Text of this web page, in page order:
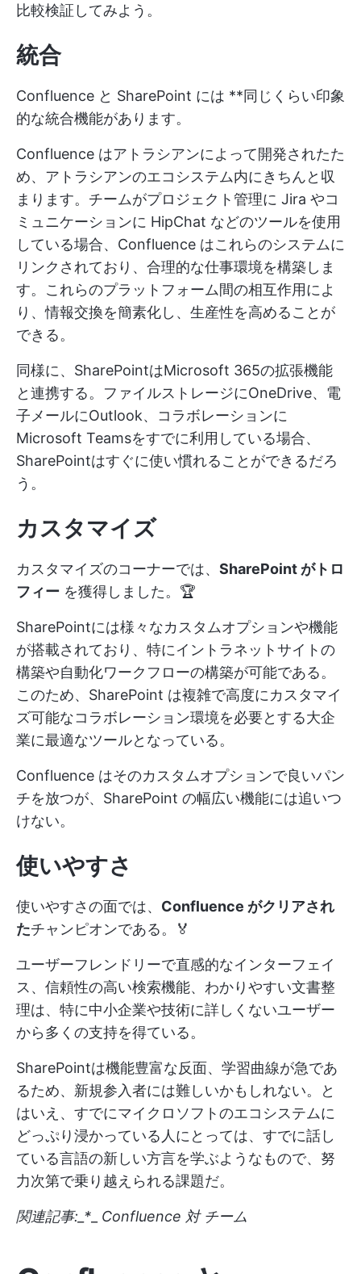
比較検証してみよう。
統合
Confluence と SharePoint には **同じくらい印象
的な統合機能があります。
Confluence はアトラシアンによって開発されたた
め、アトラシアンのエコシステム内にきちんと収
まります。チームがプロジェクト管理に Jira やコ
ミュニケーションに HipChat などのツールを使用
している場合、Confluence はこれらのシステムに
リンクされており、合理的な仕事環境を構築しま
す。これらのプラットフォーム間の相互作用によ
り、情報交換を簡素化し、生産性を高めることが
できる。
同様に、SharePointはMicrosoft 365の拡張機能
と連携する。ファイルストレージにOneDrive、電
子メールにOutlook、コラボレーションに
Microsoft Teamsをすでに利用している場合、
SharePointはすぐに使い慣れることができるだろ
う。
カスタマイズ
カスタマイズのコーナーでは、 SharePoint がトロ
フィー を獲得しました。🏆
SharePointには様々なカスタムオプションや機能
が搭載されており、特にイントラネットサイトの
構築や自動化ワークフローの構築が可能である。
このため、SharePoint は複雑で高度にカスタマイ
ズ可能なコラボレーション環境を必要とする大企
業に最適なツールとなっている。
Confluence はそのカスタムオプションで良いパン
チを放つが、SharePoint の幅広い機能には追いつ
けない。
使いやすさ
使いやすさの面では、 Confluence がクリアされ
たチャンピオンである。🏅
ユーザーフレンドリーで直感的なインターフェイ
ス、信頼性の高い検索機能、わかりやすい文書整
理は、特に中小企業や技術に詳しくないユーザー
から多くの支持を得ている。
SharePointは機能豊富な反面、学習曲線が急であ
るため、新規参入者には難しいかもしれない。と
はいえ、すでにマイクロソフトのエコシステムに
どっぷり浸かっている人にとっては、すでに話し
ている言語の新しい方言を学ぶようなもので、努
力次第で乗り越えられる課題だ。
関連記事:_* Confluence 対 チーム